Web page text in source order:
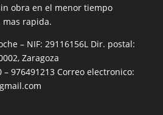
obra en el menor tiempo
mas rapida.
– NIF: 29116156L Dir. postal:
Zaragoza
– 976491213 Correo electronico: